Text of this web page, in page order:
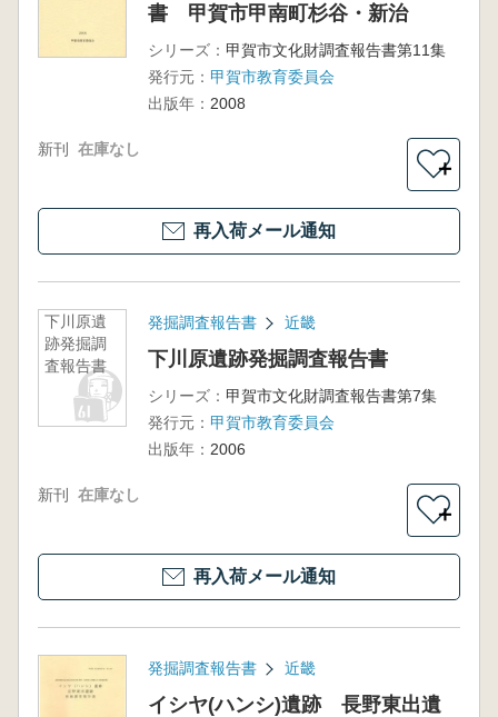
書 甲賀市甲南町杉谷・新治
シリーズ： 甲賀市文化財調査報告書第11集
発行元： 甲賀市教育委員会
出版年： 2008
新刊 在庫なし
＋
再入荷メール通知
下川原遺
跡発掘調
査報告書
発掘調査報告書 近畿
下川原遺跡発掘調査報告書
シリーズ： 甲賀市文化財調査報告書第7集
発行元： 甲賀市教育委員会
出版年： 2006
新刊 在庫なし
＋
再入荷メール通知
発掘調査報告書 近畿
イシヤ(ハンシ)遺跡 長野東出遺